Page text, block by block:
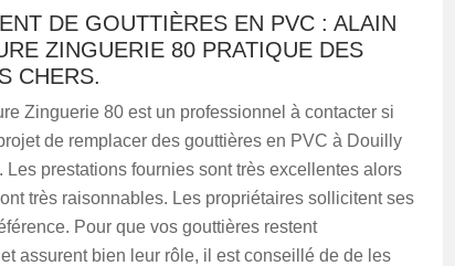
DE GOUTTIÈRES EN PVC : ALAIN
ZINGUERIE 80 PRATIQUE DES
CHERS.
Zinguerie 80 est un professionnel à contacter si
de remplacer des gouttières en PVC à Douilly
Les prestations fournies sont très excellentes alors
très raisonnables. Les propriétaires sollicitent ses
Pour que vos gouttières restent
assurent bien leur rôle, il est conseillé de de les